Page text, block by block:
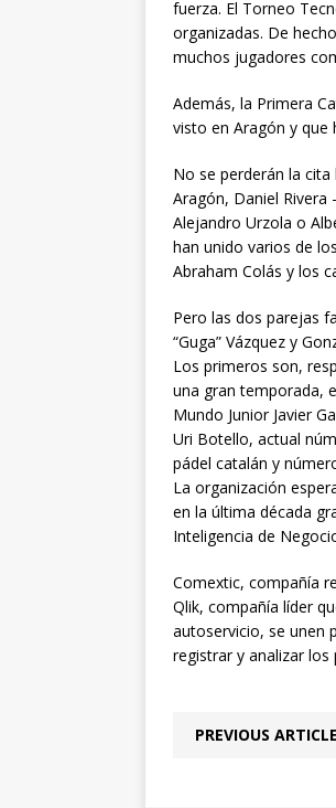
fuerza. El Torneo
organizadas. De
muchos jugadores
Además, la Primera
visto en Aragón y que
No se perderán la
Aragón, Daniel Rivera
Alejandro Urzola o
han unido varios de
Abraham Colás y los
Pero las dos parejas
“Guga” Vázquez y
Los primeros son,
una gran temporada,
Mundo Junior Javier
Uri Botello, actual
pádel catalán y
La organización
en la última década
Inteligencia de
Comextic, compañía
Qlik, compañía líder
autoservicio, se unen
registrar y analizar
PREVIOUS ARTICLE